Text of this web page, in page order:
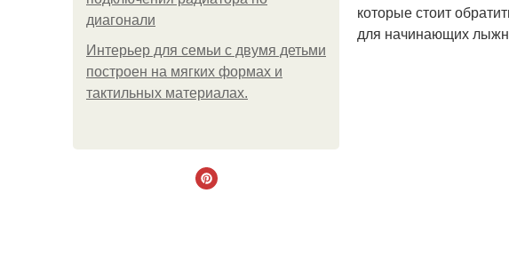
диагонали
Интерьер для семьи с двумя детьми
построен на мягких формах и
тактильных материалах.
которые стоит
для начинающих